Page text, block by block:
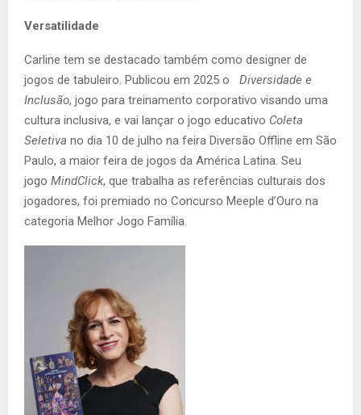
Versatilidade
Carline tem se destacado também como designer de
jogos de tabuleiro. Publicou em 2025 o Diversidade e
Inclusão, jogo para treinamento corporativo visando uma
cultura inclusiva, e vai lançar o jogo educativo Coleta
Seletiva no dia 10 de julho na feira Diversão Offline em São
Paulo, a maior feira de jogos da América Latina. Seu
jogo MindClick, que trabalha as referências culturais dos
jogadores, foi premiado no Concurso Meeple d’Ouro na
categoria Melhor Jogo Família.